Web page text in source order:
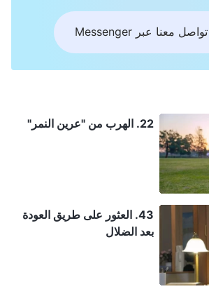
تواصل معنا عبر Messenger
22. الهرب من "عرين النمر"
43. العثور على طريق العودة
بعد الضلال